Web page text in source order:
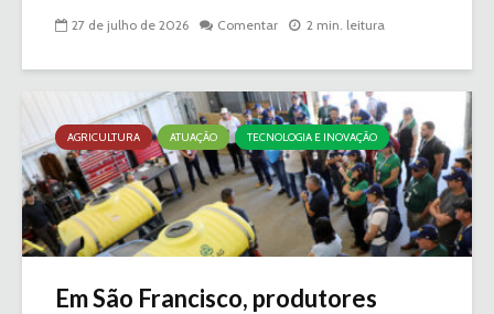
27 de julho de 2026 Comentar 2 min. leitura
AGRICULTURA ATUAÇÃO TECNOLOGIA E INOVAÇÃO
Em São Francisco, produtores